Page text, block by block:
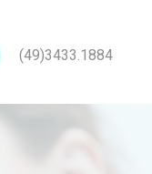
(49)3433.1884